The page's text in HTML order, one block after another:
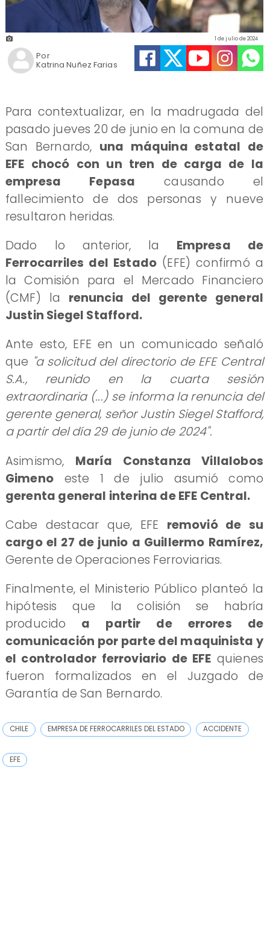
Katrina Nuñez Farias
1 de julio de 2024
Por
Para contextualizar, en la madrugada del
pasado jueves 20 de junio en la comuna de
San Bernardo, una máquina estatal de
EFE chocó con un tren de carga de la
empresa Fepasa causando el
fallecimiento de dos personas y nueve
resultaron heridas.
Dado lo anterior, la Empresa de
Ferrocarriles del Estado (EFE) confirmó a
la Comisión para el Mercado Financiero
(CMF) la renuncia del gerente general
Justin Siegel Stafford.
Ante esto, EFE en un comunicado señaló
que "a solicitud del directorio de EFE Central
S.A., reunido en la cuarta sesión
extraordinaria (...) se informa la renuncia del
gerente general, señor Justin Siegel Stafford,
a partir del día 29 de junio de 2024".
Asimismo, María Constanza Villalobos
Gimeno este 1 de julio asumió como
gerenta general interina de EFE Central.
Cabe destacar que, EFE removió de su
cargo el 27 de junio a Guillermo Ramírez,
Gerente de Operaciones Ferroviarias.
Finalmente, el Ministerio Público planteó la
hipótesis que la colisión se habría
producido a partir de errores de
comunicación por parte del maquinista y
el controlador ferroviario de EFE quienes
fueron formalizados en el Juzgado de
Garantía de San Bernardo.
CHILE EMPRESA DE FERROCARRILES DEL ESTADO ACCIDENTE
EFE